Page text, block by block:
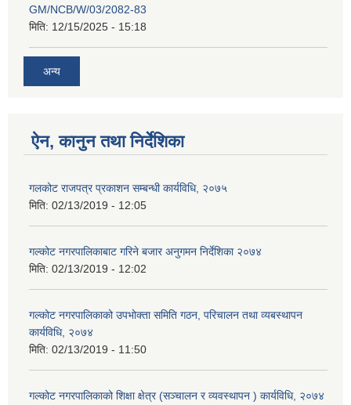
GM/NCB/W/03/2082-83
मिति: 12/15/2025 - 15:18
अन्य
ऐन, कानुन तथा निर्देशिका
गलकोट राजपत्र प्रकाशन सम्बन्धी कार्यविधि, २०७५
मिति: 02/13/2019 - 12:05
गल्कोट नगरपालिकाबाट गरिने बजार अनुगमन निर्देशिका २०७४
मिति: 02/13/2019 - 12:02
गल्कोट नगरपालिकाको उपभोक्ता समिति गठन, परिचालन तथा व्यबस्थापन
कार्यविधि, २०७४
मिति: 02/13/2019 - 11:50
गल्कोट नगरपालिकाको शिक्षा क्षेत्र (सञ्चालन र व्यवस्थापन ) कार्यविधि, २०७४